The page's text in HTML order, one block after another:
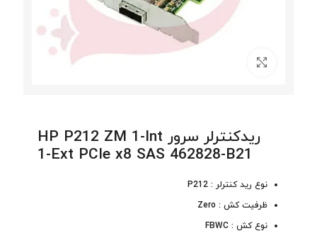
ریدکنترلر سرور HP P212 ZM 1-Int
1-Ext PCIe x8 SAS 462828-B21
نوع رید کنترلر : P212
ظرفیت کش : Zero
نوع کش : FBWC